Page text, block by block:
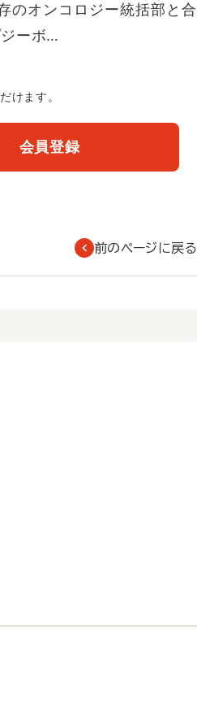
のオンコロジー統括部と合
ーボ…
けます。
会員登録
前のページに戻る